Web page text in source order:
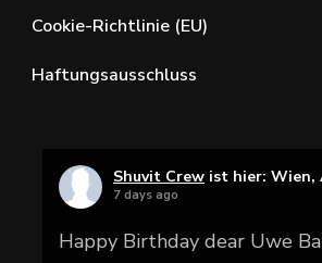
Cookie-Richtlinie (EU)
Haftungsausschluss
Shuvit Crew ist hier: Wien,
7 days ago
Happy Birthday dear Uwe